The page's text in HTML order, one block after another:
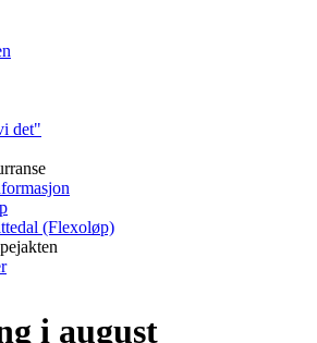
det"
(Flexoløp)
i august